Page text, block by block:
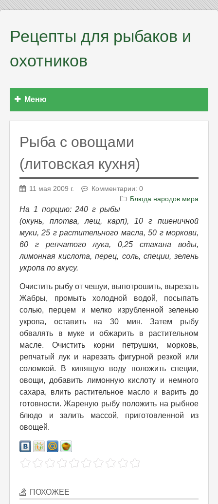
Рецепты для рыбаков и
охотников
Меню
Рыба с овощами
(литовская кухня)
11 мая 2009 г.
Комментарии: 0
Блюда народов мира
На 1 порцию: 240 г рыбы
(окунь, плотва, лещ, карп), 10 г пшеничной
муки, 25 г растительного масла, 50 г моркови,
60 г репчатого лука, 0,25 стакана воды,
лимонная кислота, перец, соль, специи, зелень
укропа по вкусу.
Очистить рыбу от чешуи, выпотрошить, вырезать
Жабры, промыть холодной водой, посыпать
солью, перцем и мелко изрубленной зеленью
укропа, оставить на 30 мин. Затем рыбу
обвалять в муке и обжарить в растительном
масле. Очистить корни петрушки, морковь,
репчатый лук и нарезать фигурной резкой или
соломкой. В кипящую воду положить специи,
овощи, добавить лимонную кислоту и немного
сахара, влить растительное масло и варить до
готовности. Жареную рыбу положить на рыбное
блюдо и залить массой, приготовленной из
овощей.
ПОХОЖЕЕ